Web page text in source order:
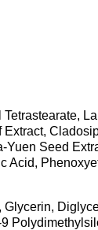
Yuen Seed
Acid,
Glycerin,